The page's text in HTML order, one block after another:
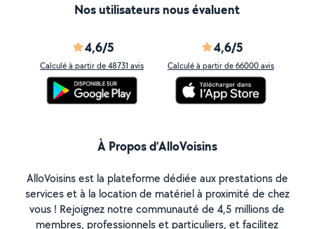
Nos utilisateurs nous évaluent
4,6/5
Calculé à partir de 48731 avis
4,6/5
Calculé à partir de 66000 avis
À Propos d’AlloVoisins
AlloVoisins est la plateforme dédiée aux prestations de
services et à la location de matériel à proximité de chez
vous ! Rejoignez notre communauté de 4,5 millions de
membres, professionnels et particuliers, et facilitez